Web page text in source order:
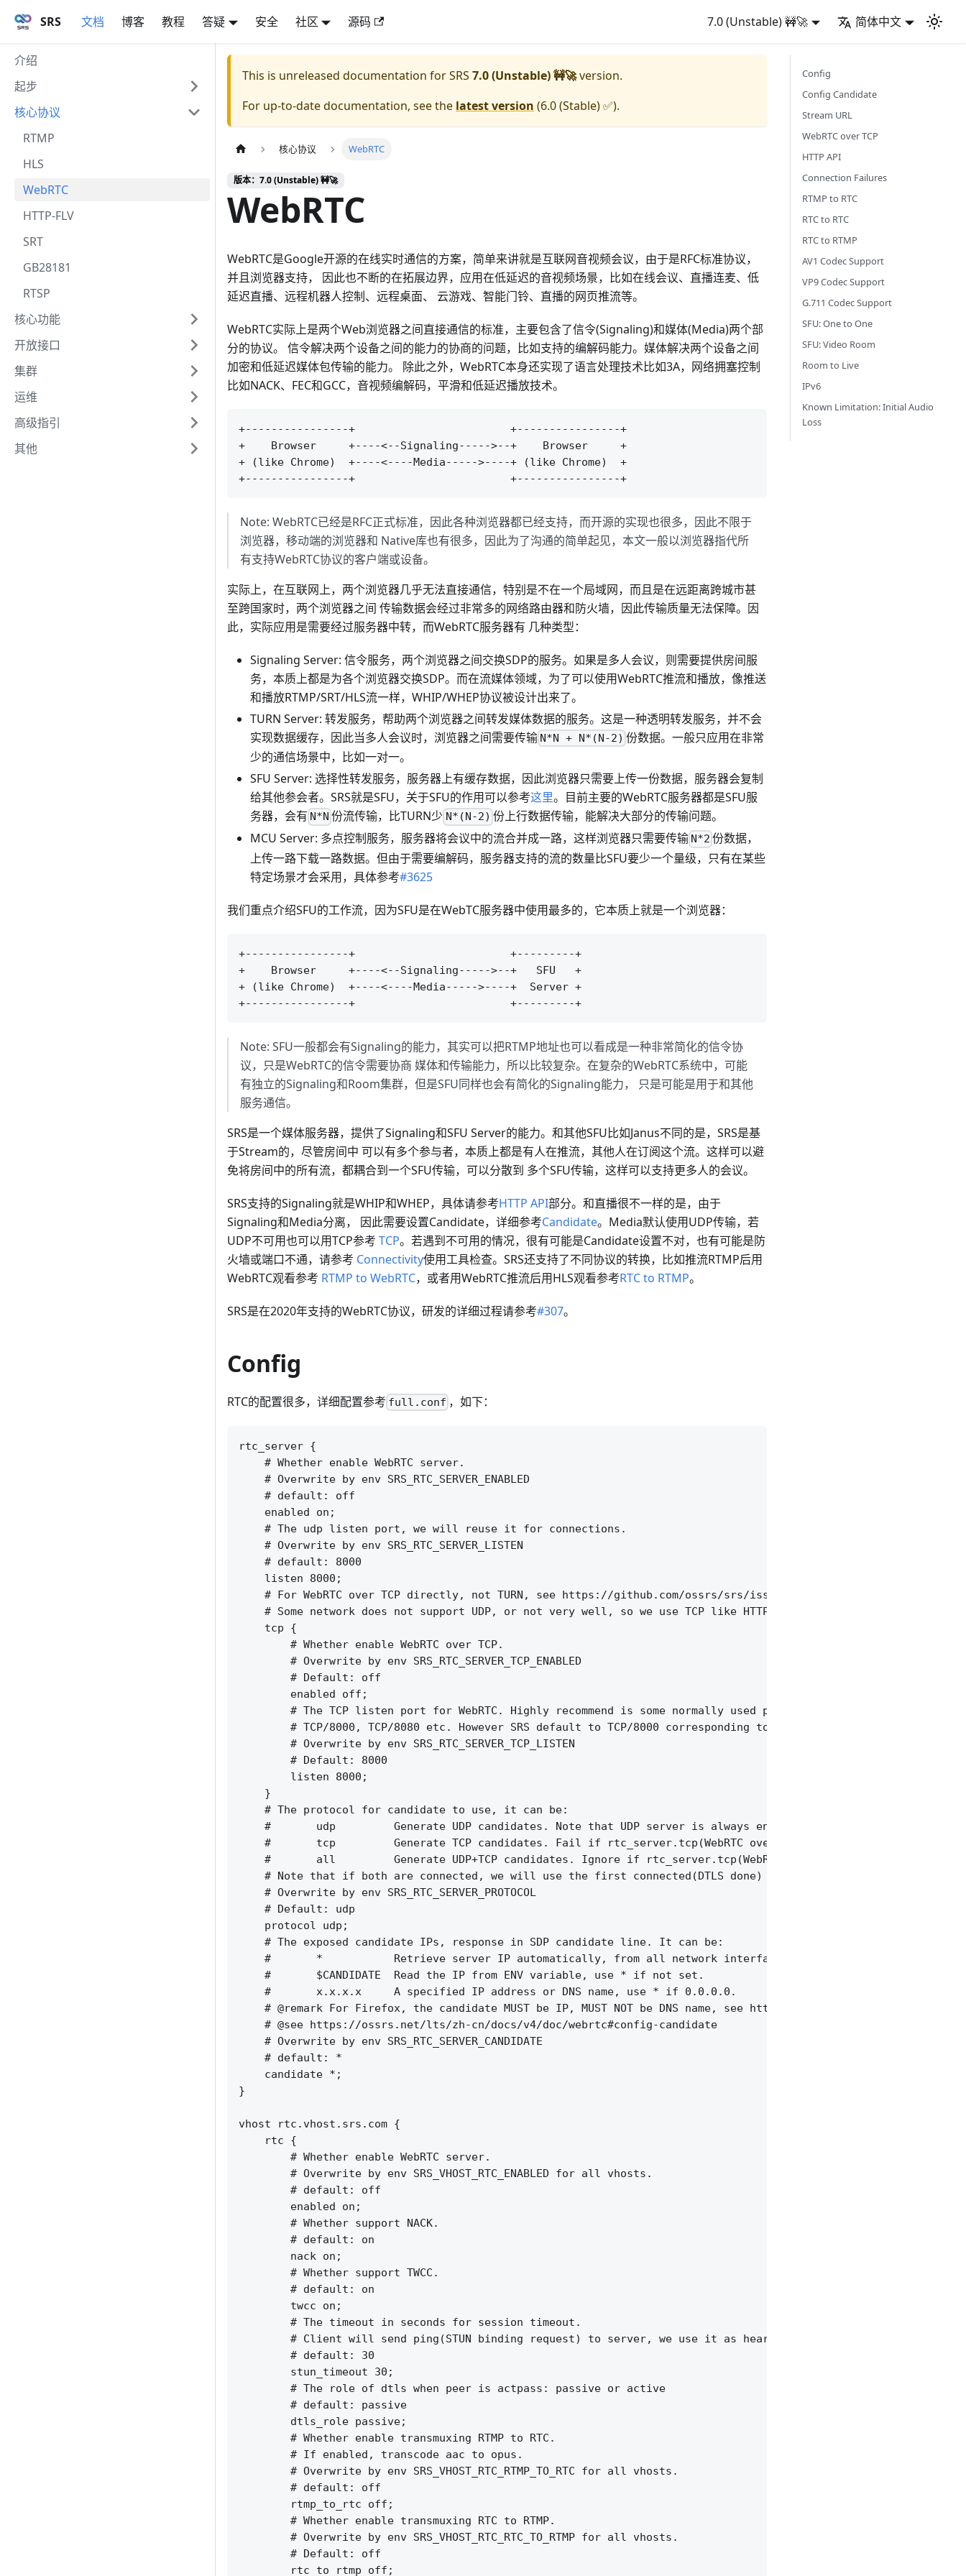
SRS 文档 博客 教程 答疑 安全 社区 源码 7.0 (Unstable) 🚧🚀 简体中文
介绍
起步
核心协议
RTMP
HLS
WebRTC
HTTP-FLV
SRT
GB28181
RTSP
核心功能
开放接口
集群
运维
高级指引
其他
This is unreleased documentation forSRS 7.0 (Unstable) 🚧🚀version.
For up-to-date documentation, see the latest version (6.0 (Stable) ✅).
核心协议 WebRTC
版本：7.0 (Unstable) 🚧🚀
WebRTC
WebRTC是Google开源的在线实时通信的方案，简单来讲就是互联网音视频会议，由于是RFC标准协议，
并且浏览器支持， 因此也不断的在拓展边界，应用在低延迟的音视频场景，比如在线会议、直播连麦、低
延迟直播、远程机器人控制、远程桌面、 云游戏、智能门铃、直播的网页推流等。
WebRTC实际上是两个Web浏览器之间直接通信的标准，主要包含了信令(Signaling)和媒体(Media)两个部
分的协议。 信令解决两个设备之间的能力的协商的问题，比如支持的编解码能力。媒体解决两个设备之间
加密和低延迟媒体包传输的能力。 除此之外，WebRTC本身还实现了语言处理技术比如3A，网络拥塞控制
比如NACK、FEC和GCC，音视频编解码，平滑和低延迟播放技术。
+----------------+                        +----------------+
+    Browser     +----<--Signaling----->--+    Browser     +
+ (like Chrome)  +----<----Media----->----+ (like Chrome)  +
Note: WebRTC已经是RFC正式标准，因此各种浏览器都已经支持，而开源的实现也很多，因此不限于
浏览器，移动端的浏览器和 Native库也有很多，因此为了沟通的简单起见，本文一般以浏览器指代所
有支持WebRTC协议的客户端或设备。
实际上，在互联网上，两个浏览器几乎无法直接通信，特别是不在一个局域网，而且是在远距离跨城市甚
至跨国家时，两个浏览器之间 传输数据会经过非常多的网络路由器和防火墙，因此传输质量无法保障。因
此，实际应用是需要经过服务器中转，而WebRTC服务器有 几种类型：
Signaling Server: 信令服务，两个浏览器之间交换SDP的服务。如果是多人会议，则需要提供房间服
务，本质上都是为各个浏览器交换SDP。而在流媒体领域，为了可以使用WebRTC推流和播放，像推送
和播放RTMP/SRT/HLS流一样，WHIP/WHEP协议被设计出来了。
TURN Server: 转发服务，帮助两个浏览器之间转发媒体数据的服务。这是一种透明转发服务，并不会
实现数据缓存，因此当多人会议时，浏览器之间需要传输 N*N + N*(N-2) 份数据。一般只应用在非常
少的通信场景中，比如一对一。
SFU Server: 选择性转发服务，服务器上有缓存数据，因此浏览器只需要上传一份数据，服务器会复制
给其他参会者。SRS就是SFU，关于SFU的作用可以参考这里。目前主要的WebRTC服务器都是SFU服
务器，会有 N*N 份流传输，比TURN少 N*(N-2) 份上行数据传输，能解决大部分的传输问题。
MCU Server: 多点控制服务，服务器将会议中的流合并成一路，这样浏览器只需要传输 N*2 份数据，
上传一路下载一路数据。但由于需要编解码，服务器支持的流的数量比SFU要少一个量级，只有在某些
特定场景才会采用，具体参考#3625
我们重点介绍SFU的工作流，因为SFU是在WebTC服务器中使用最多的，它本质上就是一个浏览器：
+----------------+                        +---------+
+    Browser     +----<--Signaling----->--+   SFU   +
+ (like Chrome)  +----<----Media----->----+  Server +
Note: SFU一般都会有Signaling的能力，其实可以把RTMP地址也可以看成是一种非常简化的信令协
议，只是WebRTC的信令需要协商 媒体和传输能力，所以比较复杂。在复杂的WebRTC系统中，可能
有独立的Signaling和Room集群，但是SFU同样也会有简化的Signaling能力， 只是可能是用于和其他
服务通信。
SRS是一个媒体服务器，提供了Signaling和SFU Server的能力。和其他SFU比如Janus不同的是，SRS是基
于Stream的，尽管房间中 可以有多个参与者，本质上都是有人在推流，其他人在订阅这个流。这样可以避
免将房间中的所有流，都耦合到一个SFU传输，可以分散到 多个SFU传输，这样可以支持更多人的会议。
SRS支持的Signaling就是WHIP和WHEP，具体请参考HTTP API部分。和直播很不一样的是，由于
Signaling和Media分离， 因此需要设置Candidate，详细参考Candidate。Media默认使用UDP传输，若
UDP不可用也可以用TCP参考 TCP。若遇到不可用的情况，很有可能是Candidate设置不对，也有可能是防
火墙或端口不通，请参考 Connectivity使用工具检查。SRS还支持了不同协议的转换，比如推流RTMP后用
WebRTC观看参考 RTMP to WebRTC，或者用WebRTC推流后用HLS观看参考RTC to RTMP。
SRS是在2020年支持的WebRTC协议，研发的详细过程请参考#307。
Config
RTC的配置很多，详细配置参考 full.conf ，如下：
rtc_server {
    # Whether enable WebRTC server.
    # Overwrite by env SRS_RTC_SERVER_ENABLED
    # default: off
    enabled on;
    # The udp listen port, we will reuse it for connections.
    # Overwrite by env SRS_RTC_SERVER_LISTEN
    # default: 8000
    listen 8000;
    # For WebRTC over TCP directly, not TURN, see https://github.com/ossrs/srs/issues/2852
# Some network does not support UDP, or not very well, so we use TCP like HTTP/80 port for firewall
    tcp {
        # Whether enable WebRTC over TCP.
        # Overwrite by env SRS_RTC_SERVER_TCP_ENABLED
        # Default: off
        enabled off;
        # The TCP listen port for WebRTC. Highly recommend is some normally used ports, such as TCP/80, TCP/443,
        # TCP/8000, TCP/8080 etc. However SRS default to TCP/8000 corresponding to UDP/8000.
        # Overwrite by env SRS_RTC_SERVER_TCP_LISTEN
        # Default: 8000
        listen 8000;
    }
    # The protocol for candidate to use, it can be:
    #       udp         Generate UDP candidates. Note that UDP server is always enabled for WebRTC.
    #       tcp         Generate TCP candidates. Fail if rtc_server.tcp(WebRTC over TCP) is disabled.
    #       all         Generate UDP+TCP candidates. Ignore if rtc_server.tcp(WebRTC over TCP) is disabled.
    # Note that if both are connected, we will use the first connected(DTLS done) one.
    # Overwrite by env SRS_RTC_SERVER_PROTOCOL
    # Default: udp
    protocol udp;
    # The exposed candidate IPs, response in SDP candidate line. It can be:
    #       *           Retrieve server IP automatically, from all network interfaces.
    #       $CANDIDATE  Read the IP from ENV variable, use * if not set.
    #       x.x.x.x     A specified IP address or DNS name, use * if 0.0.0.0.
# @remark For Firefox, the candidate MUST be IP, MUST NOT be DNS name, see https://bugzilla.mozilla.org/
    # @see https://ossrs.net/lts/zh-cn/docs/v4/doc/webrtc#config-candidate
    # Overwrite by env SRS_RTC_SERVER_CANDIDATE
    # default: *
    candidate *;
}
vhost rtc.vhost.srs.com {
    rtc {
        # Whether enable WebRTC server.
        # Overwrite by env SRS_VHOST_RTC_ENABLED for all vhosts.
        # default: off
        enabled on;
        # Whether support NACK.
        # default: on
        nack on;
        # Whether support TWCC.
        # default: on
        twcc on;
        # The timeout in seconds for session timeout.
        # Client will send ping(STUN binding request) to server, we use it as heartbeat.
        # default: 30
        stun_timeout 30;
        # The role of dtls when peer is actpass: passive or active
        # default: passive
        dtls_role passive;
        # Whether enable transmuxing RTMP to RTC.
        # If enabled, transcode aac to opus.
        # Overwrite by env SRS_VHOST_RTC_RTMP_TO_RTC for all vhosts.
        # default: off
        rtmp_to_rtc off;
        # Whether enable transmuxing RTC to RTMP.
        # Overwrite by env SRS_VHOST_RTC_RTC_TO_RTMP for all vhosts.
        # Default: off
        rtc_to_rtmp off;
Config
Config Candidate
Stream URL
WebRTC over TCP
HTTP API
Connection Failures
RTMP to RTC
RTC to RTC
RTC to RTMP
AV1 Codec Support
VP9 Codec Support
G.711 Codec Support
SFU: One to One
SFU: Video Room
Room to Live
IPv6
Known Limitation: Initial Audio
Loss